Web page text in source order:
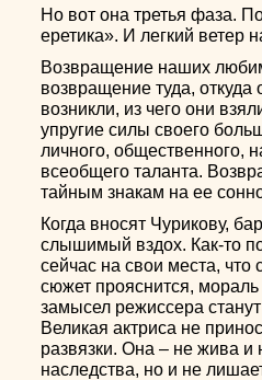
Но вот она третья фаза.
еретика». И легкий ветер
Возвращение наших
возвращение туда,
возникли, из чего они
упругие силы своего
личного, общественного,
всеобщего таланта.
тайным знакам на ее
Когда вносят Чурикову,
слышимый вздох. Как-то
сейчас на свои места, что
сюжет прояснится,
замысел режиссера
Великая актриса не
развязки. Она – не жива и
наследства, но и не